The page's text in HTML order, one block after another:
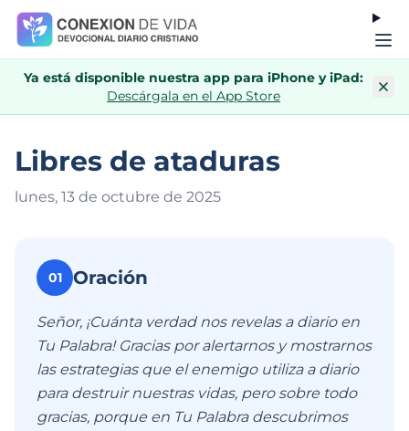
Ya está disponible nuestra app para iPhone y iPad:
Descárgala en el App Store
Libres de ataduras
lunes, 13 de octubre de 2025
01 Oración
Señor, ¡Cuánta verdad nos revelas a diario en
Tu Palabra! Gracias por alertarnos y mostrarnos
las estrategias que el enemigo utiliza a diario
para destruir nuestras vidas, pero sobre todo
gracias, porque en Tu Palabra descubrimos